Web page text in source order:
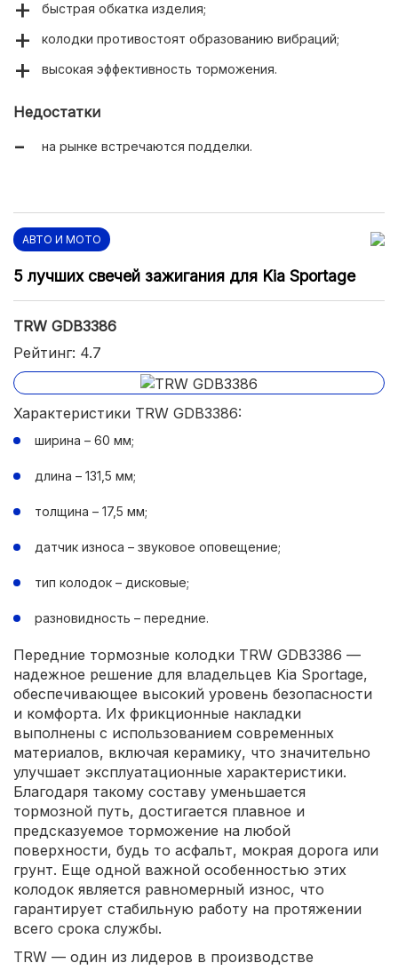
быстрая обкатка изделия;
колодки противостоят образованию вибраций;
высокая эффективность торможения.
Недостатки
на рынке встречаются подделки.
АВТО И МОТО
5 лучших свечей зажигания для Kia Sportage
TRW GDB3386
Рейтинг: 4.7
Характеристики TRW GDB3386:
ширина – 60 мм;
длина – 131,5 мм;
толщина – 17,5 мм;
датчик износа – звуковое оповещение;
тип колодок – дисковые;
разновидность – передние.
Передние тормозные колодки TRW GDB3386 —
надежное решение для владельцев Kia Sportage,
обеспечивающее высокий уровень безопасности
и комфорта. Их фрикционные накладки
выполнены с использованием современных
материалов, включая керамику, что значительно
улучшает эксплуатационные характеристики.
Благодаря такому составу уменьшается
тормозной путь, достигается плавное и
предсказуемое торможение на любой
поверхности, будь то асфальт, мокрая дорога или
грунт. Еще одной важной особенностью этих
колодок является равномерный износ, что
гарантирует стабильную работу на протяжении
всего срока службы.
TRW — один из лидеров в производстве